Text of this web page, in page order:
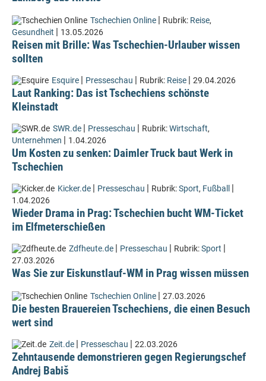
Tschechien Online | Rubrik: Reise,
Gesundheit | 13.05.2026
Reisen mit Brille: Was Tschechien-Urlauber wissen
sollten
Esquire | Presseschau | Rubrik: Reise | 29.04.2026
Laut Ranking: Das ist Tschechiens schönste
Kleinstadt
SWR.de | Presseschau | Rubrik:Wirtschaft,
Unternehmen | 1.04.2026
Um Kosten zu senken: Daimler Truck baut Werk in
Tschechien
Kicker.de | Presseschau | Rubrik:Sport, Fußball |
1.04.2026
Wieder Drama in Prag: Tschechien bucht WM-Ticket
im Elfmeterschießen
Zdfheute.de | Presseschau | Rubrik:Sport |
27.03.2026
Was Sie zur Eiskunstlauf-WM in Prag wissen müssen
Tschechien Online | 27.03.2026
Die besten Brauereien Tschechiens, die einen Besuch
wert sind
Zeit.de | Presseschau | 22.03.2026
Zehntausende demonstrieren gegen Regierungschef
Andrej Babiš